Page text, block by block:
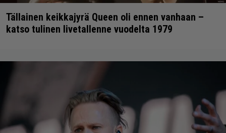
Tällainen keikkajyrä Queen oli ennen vanhaan –
katso tulinen livetallenne vuodelta 1979